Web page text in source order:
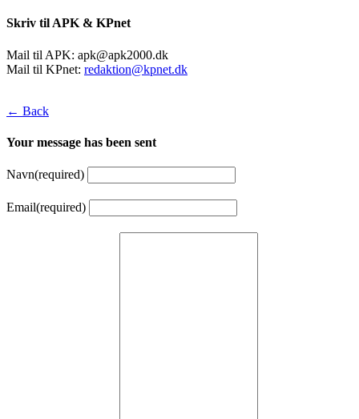
Skriv til APK & KPnet
Mail til APK: apk@apk2000.dk
Mail til KPnet: redaktion@kpnet.dk
← Back
Your message has been sent
Navn(required)
Email(required)